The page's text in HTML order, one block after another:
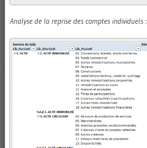
Analyse de la reprise des comptes individuels :